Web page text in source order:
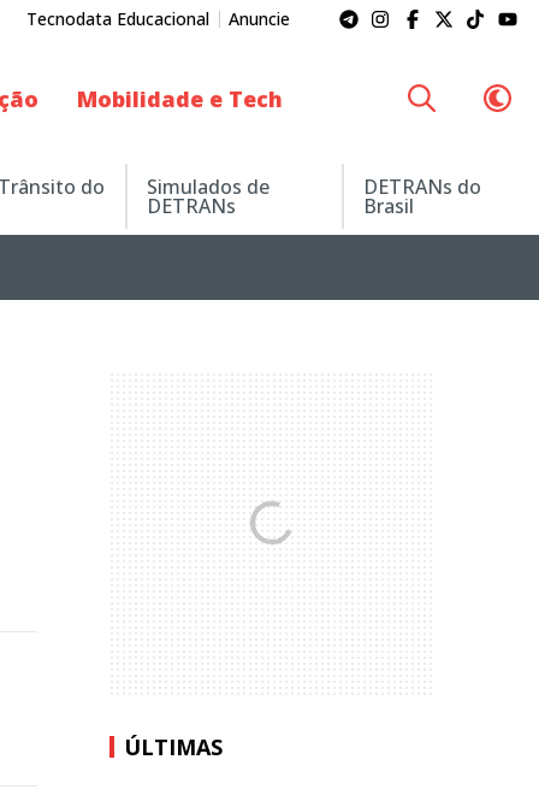
Tecnodata Educacional Anuncie
Mobilidade e Tech
do Simulados de
DETRANs
DETRANs do
Brasil
ÚLTIMAS